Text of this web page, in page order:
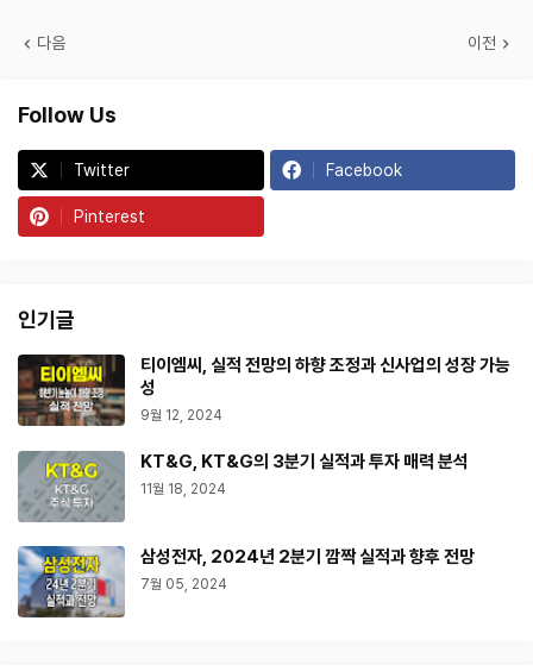
다음 이전
Follow Us
Twitter Facebook
Pinterest
인기글
티이엠씨, 실적 전망의 하향 조정과 신사업의 성장 가능
성
9월 12, 2024
KT&G, KT&G의 3분기 실적과 투자 매력 분석
11월 18, 2024
삼성전자, 2024년 2분기 깜짝 실적과 향후 전망
7월 05, 2024